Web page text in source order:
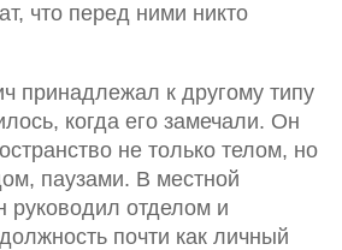
что перед ними никто
принадлежал к другому типу
когда его замечали. Он
не только телом, но
паузами. В местной
руководил отделом и
почти как личный